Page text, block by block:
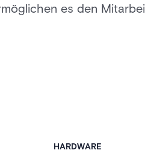
es den
HARDWARE